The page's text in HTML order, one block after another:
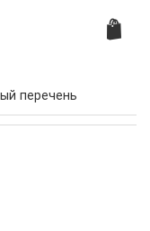
перечень